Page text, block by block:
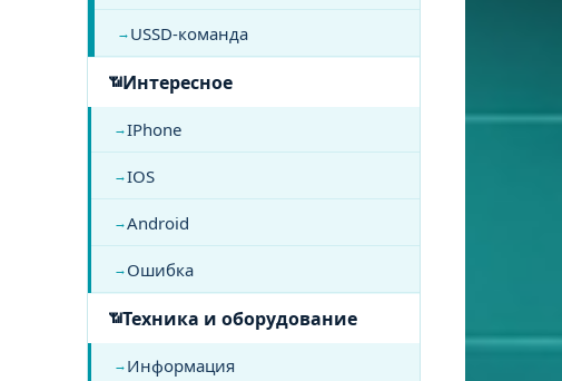
USSD-команда
Интересное
IPhone
IOS
Android
Ошибка
Техника и оборудование
Информация